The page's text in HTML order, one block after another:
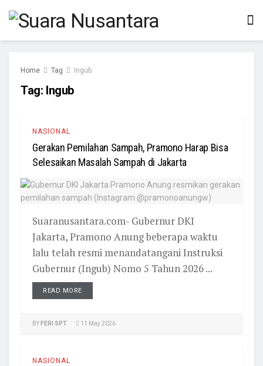
Home Tag Ingub
Tag: Ingub
NASIONAL
Gerakan Pemilahan Sampah, Pramono Harap Bisa
Selesaikan Masalah Sampah di Jakarta
Suaranusantara.com- Gubernur DKI
Jakarta, Pramono Anung beberapa waktu
lalu telah resmi menandatangani Instruksi
Gubernur (Ingub) Nomo 5 Tahun 2026 ...
READ MORE
BY FERI SPT 11 May 2026
NASIONAL